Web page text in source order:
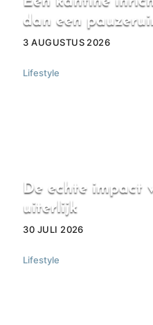
dan een
3 AUGUSTUS 2026
Lifestyle
De echte impact
uiterlijk
30 JULI 2026
Lifestyle